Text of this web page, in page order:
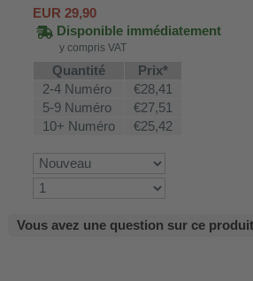
EUR 29,90
Disponible immédiatement
y compris VAT
Quantité
Prix*
2-4 Numéro
€28,41
5-9 Numéro
€27,51
10+ Numéro
€25,42
Vous avez une question sur ce